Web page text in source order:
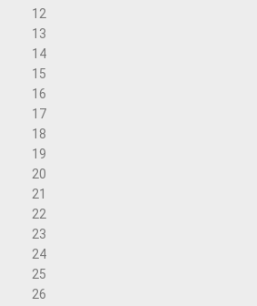
12
13
14
15
16
17
18
19
20
21
22
23
24
25
26